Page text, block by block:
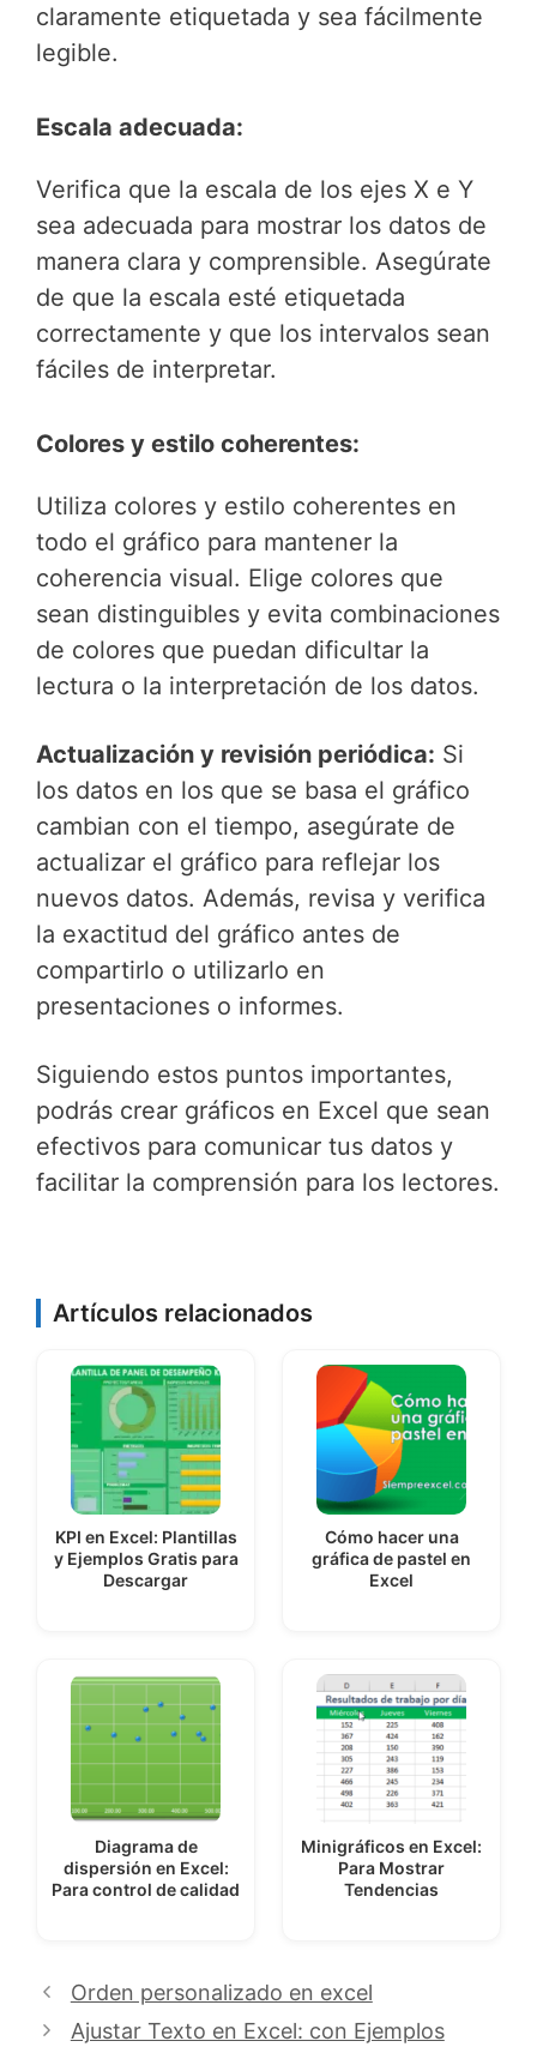
claramente etiquetada y sea fácilmente
legible.
Escala adecuada:
Verifica que la escala de los ejes X e Y
sea adecuada para mostrar los datos de
manera clara y comprensible. Asegúrate
de que la escala esté etiquetada
correctamente y que los intervalos sean
fáciles de interpretar.
Colores y estilo coherentes:
Utiliza colores y estilo coherentes en
todo el gráfico para mantener la
coherencia visual. Elige colores que
sean distinguibles y evita combinaciones
de colores que puedan dificultar la
lectura o la interpretación de los datos.
Actualización y revisión periódica: Si
los datos en los que se basa el gráfico
cambian con el tiempo, asegúrate de
actualizar el gráfico para reflejar los
nuevos datos. Además, revisa y verifica
la exactitud del gráfico antes de
compartirlo o utilizarlo en
presentaciones o informes.
Siguiendo estos puntos importantes,
podrás crear gráficos en Excel que sean
efectivos para comunicar tus datos y
facilitar la comprensión para los lectores.
Artículos relacionados
KPI en Excel: Plantillas
y Ejemplos Gratis para
Descargar
Cómo hacer una
gráfica de pastel en
Excel
Diagrama de
dispersión en Excel:
Para control de calidad
Minigráficos en Excel:
Para Mostrar
Tendencias
Orden personalizado en excel
Ajustar Texto en Excel: con Ejemplos